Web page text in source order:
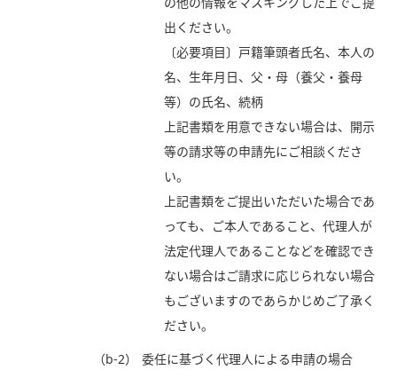
出ください。
〔必要項目〕戸籍筆頭者氏名、本人の
名、生年月日、父・母（養父・養母
等）の氏名、続柄
上記書類を用意できない場合は、開示
等の請求等の申請先にご相談くださ
い。
上記書類をご提出いただいた場合であ
っても、ご本人であること、代理人が
法定代理人であることなどを確認でき
ない場合はご請求に応じられない場合
もございますのであらかじめご了承く
ださい。
（b-2）
委任に基づく代理人による申請の場合